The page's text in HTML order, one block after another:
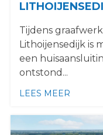
Tijdens
Lithoijensedijk is
een
ontstond...
LEES MEEROVER